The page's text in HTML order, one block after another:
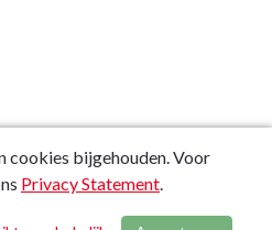
cookies bijgehouden. Voor
Privacy Statement.